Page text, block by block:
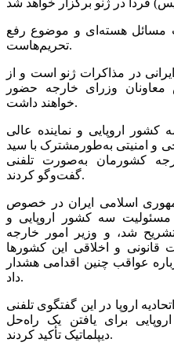
مسائل هسته‌ای و موضوع رفع
تحریم‌هاست.
در مذاکرات ژنو است و از
وزرای خارجه حضور
خواهند داشت.
اروپایی و نماینده عالی
و امنیتی به‌طورمشترک با سید
کشورمان به‌صورت تلفنی
گفت‌و‌گو کردند.
اسلامی ایران در خصوص
سه کشور اروپایی و
شد، و وزیر امور خارجه
قانونی و اخلاقی این کشور‌ها
عواقب چنین اقدامی هشدار
داد.
اروپا در این گفتگوی تلفنی
برای یافتن یک راه‌حل
دیپلماتیک تأکید کردند.